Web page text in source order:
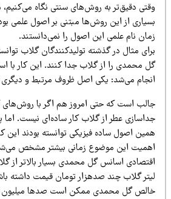
دقیق‌تر به روش‌های سنتی نگاه می‌کنیم،
از این روش‌ها مبتنی بر اصول علمی
نام علمی این اصول را نمی‌دانستند.
مثال در گذشته تولیدکنندگان گلاب توانسته
محمدی را از گلاب جدا کنند. این کار با
می‌شد: یکی اصل ظروف مرتبط و دیگری
است که حتی امروز هم اگر با روش‌های کاملاً
عطر از گلاب کار ساده‌ای نیست. اما
اصول ساده فیزیکی توانسته بودند این کار را
این موضوع زمانی بیشتر مشخص می‌شود که
اسانس گل محمدی بسیار بالاتر از گلاب
گلاب چند صدهزار تومان قیمت داشته باشد،
گل محمدی ممکن است صدها میلیون تومان